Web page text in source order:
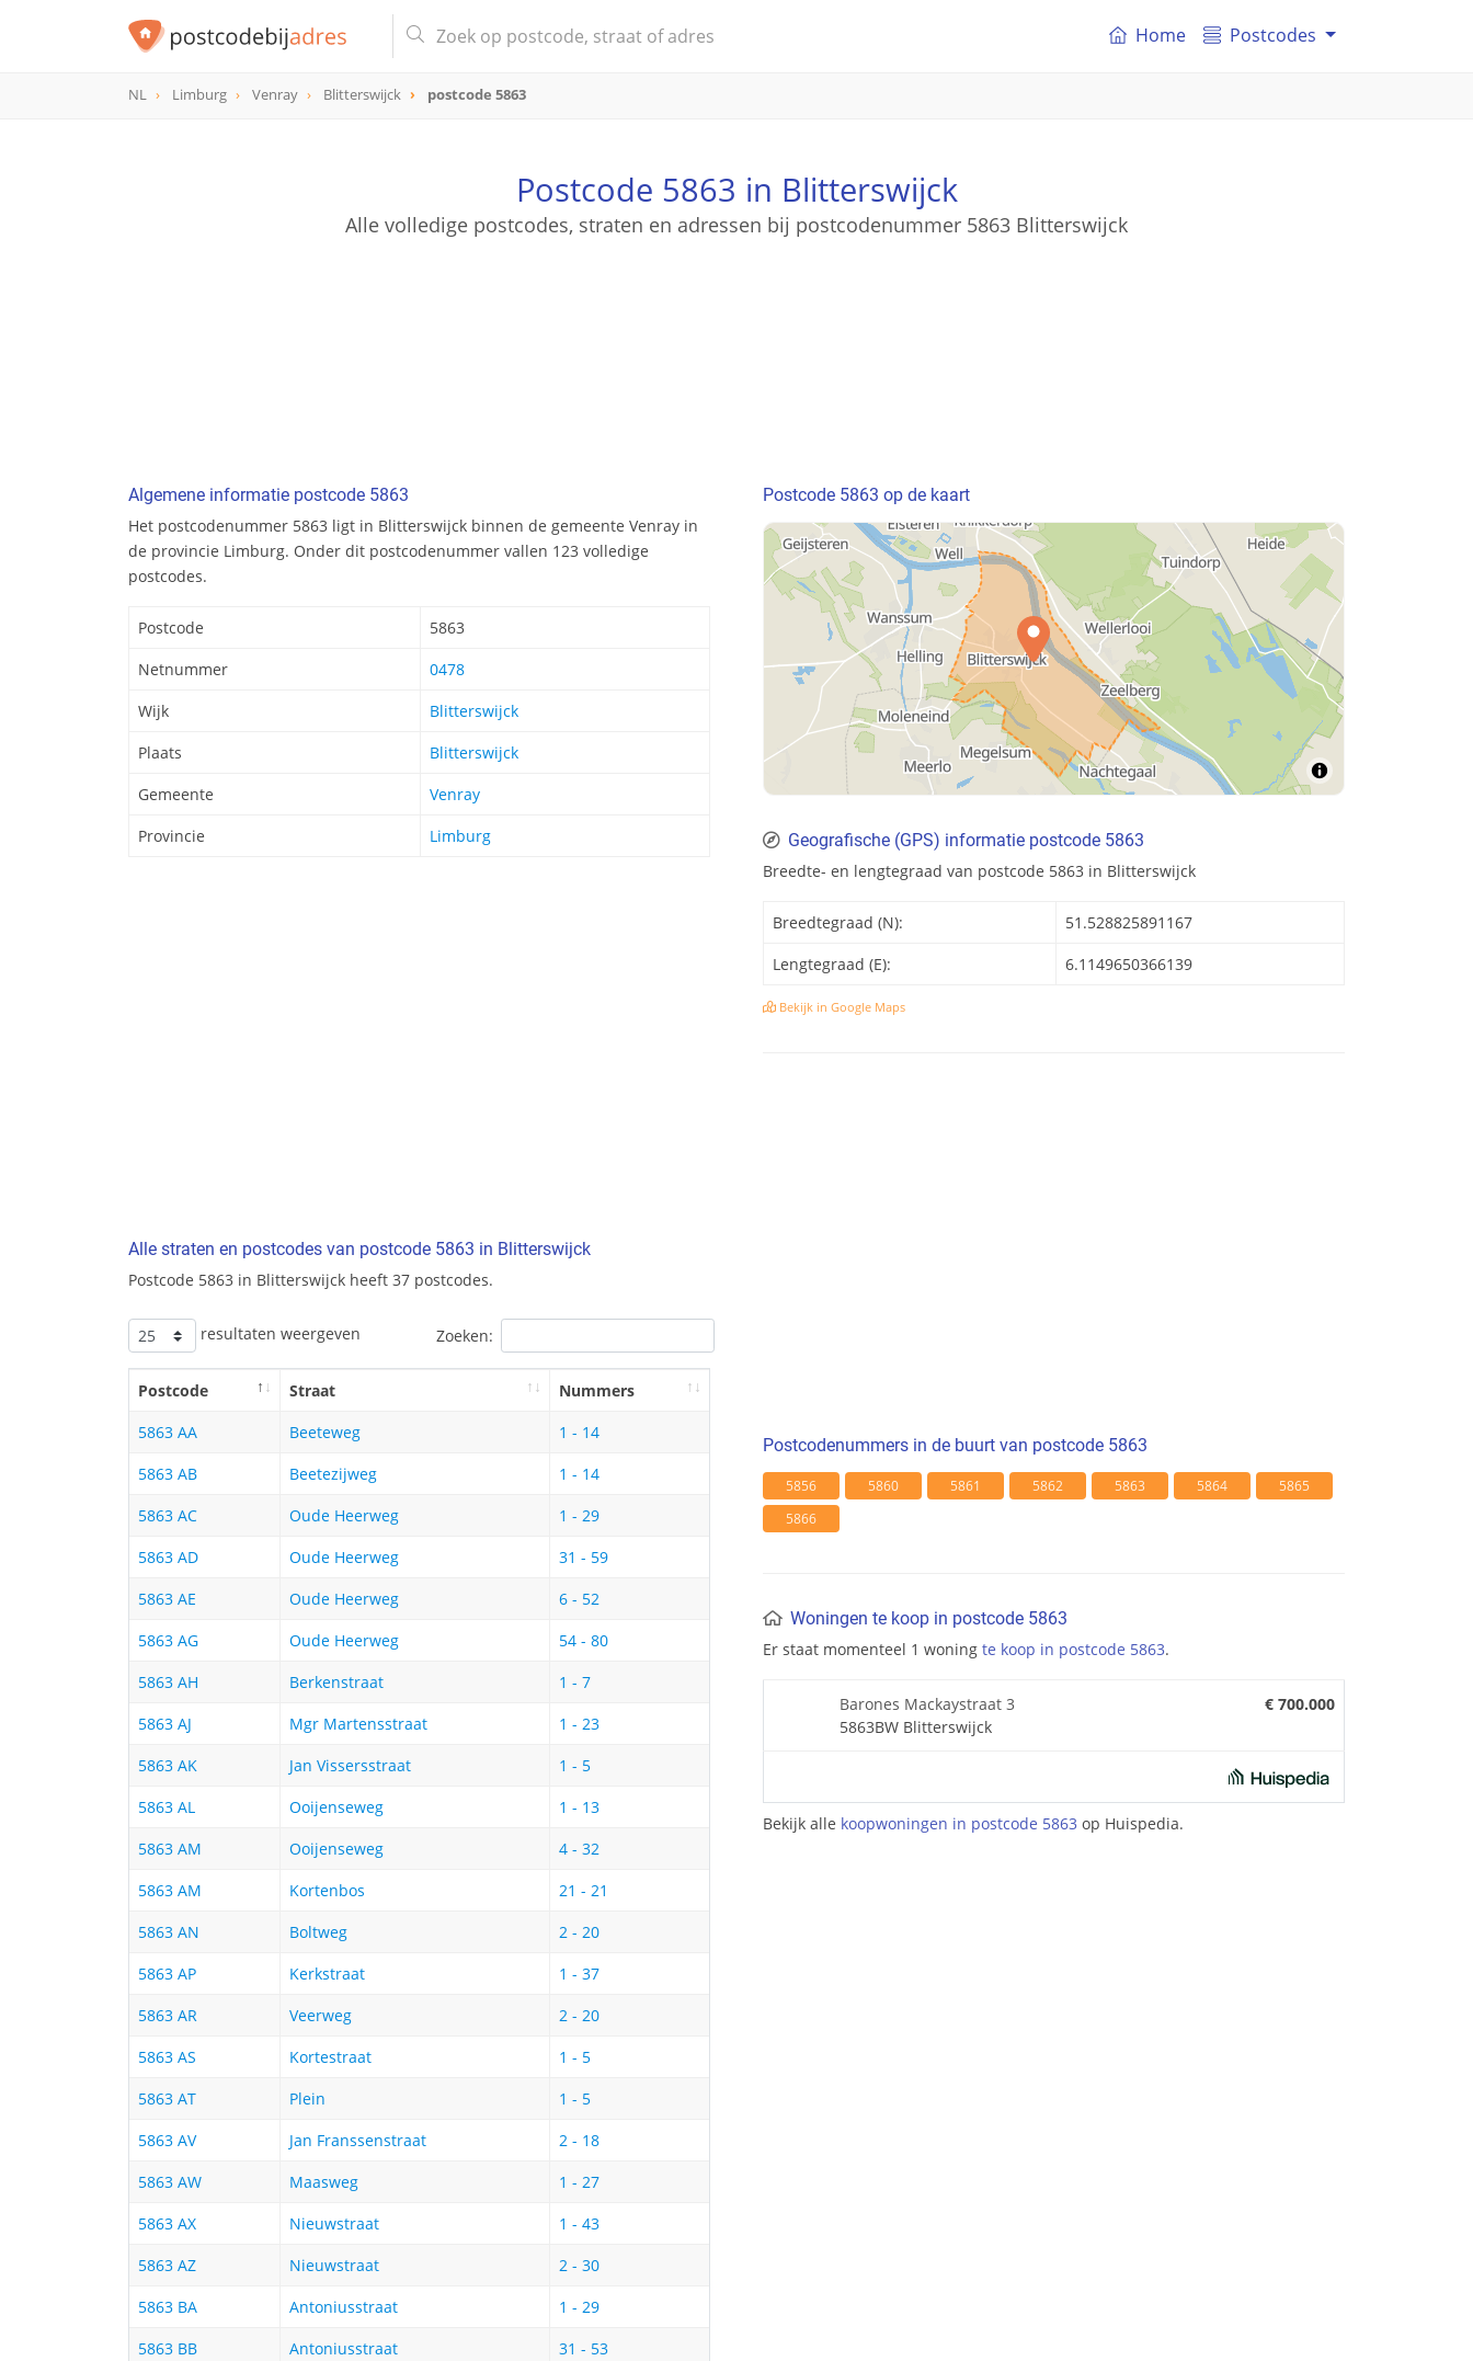
postcode 5863
Home Postcodes
NL Limburg Venray Blitterswijck postcode 5863
Postcode 5863 in Blitterswijck
Alle volledige postcodes, straten en adressen bij postcodenummer 5863 Blitterswijck
Algemene informatie postcode 5863
Het postcodenummer 5863 ligt in Blitterswijck binnen de gemeente Venray in
de provincie Limburg. Onder dit postcodenummer vallen 123 volledige
postcodes.
Postcode
5863
Netnummer
0478
Wijk
Blitterswijck
Plaats
Blitterswijck
Gemeente
Venray
Provincie
Limburg
Alle straten en postcodes van postcode 5863 in Blitterswijck
Postcode 5863 in Blitterswijck heeft 37 postcodes.
resultaten weergeven Zoeken:
Postcode Straat
Nummers
5863 AA
Beeteweg
1 - 14
5863 AB
Beetezijweg
1 - 14
5863 AC
Oude Heerweg
1 - 29
5863 AD
Oude Heerweg
31 - 59
5863 AE
Oude Heerweg
6 - 52
5863 AG
Oude Heerweg
54 - 80
5863 AH
Berkenstraat
1 - 7
5863 AJ
Mgr Martensstraat
1 - 23
5863 AK
Jan Vissersstraat
1 - 5
5863 AL
Ooijenseweg
1 - 13
5863 AM
Ooijenseweg
4 - 32
5863 AM
Kortenbos
21 - 21
5863 AN
Boltweg
2 - 20
5863 AP
Kerkstraat
1 - 37
5863 AR
Veerweg
2 - 20
5863 AS
Kortestraat
1 - 5
5863 AT
Plein
1 - 5
5863 AV
Jan Franssenstraat
2 - 18
5863 AW
Maasweg
1 - 27
5863 AX
Nieuwstraat
1 - 43
5863 AZ
Nieuwstraat
2 - 30
5863 BA
Antoniusstraat
1 - 29
5863 BB
Antoniusstraat
31 - 53
Postcode 5863 op de kaart
Geografische (GPS) informatie postcode 5863
Breedte- en lengtegraad van postcode 5863 in Blitterswijck
Breedtegraad (N):
51.528825891167
Lengtegraad (E):
6.1149650366139
Bekijk in Google Maps
Postcodenummers in de buurt van postcode 5863
5856 5860 5861 5862 5863 5864
5865
5866
Woningen te koop in postcode 5863
Er staat momenteel 1 woning te koop in postcode 5863.
Barones Mackaystraat 3
5863BW Blitterswijck
€ 700.000
Bekijk alle koopwoningen in postcode 5863 op Huispedia.